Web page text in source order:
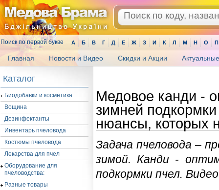
Поиск по первой букве А Б В Г Д Е Ж З И К Л М Н О П
Главная Новости и Видео Скидки и Акции
Каталог
Биодобавки и косметика
Вощина
Дезинфектанты
Инвентарь пчеловода
Костюмы пчеловода
Лекарства для пчел
Оборудование для
пчеловодства:
Разные товары
Медовое канди -
зимней
нюансы, которых
Задача пчеловода –
зимой. Канди -
подкормки пчел.